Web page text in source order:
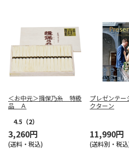
＜お中元＞揖保乃糸 特級
品 Ａ
4.5 （2）
3,260円
(送料・税込)
プレゼンテ
クターン
11,990円
(送料別・税